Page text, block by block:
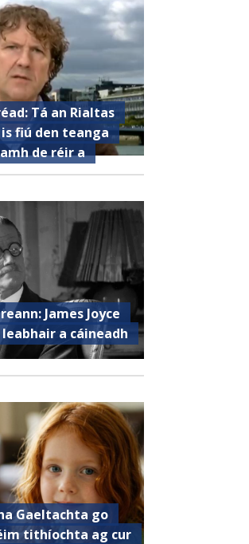
Tá an Rialtas
fiú den teanga
de réir a
James Joyce
a cáineadh
Gaeltachta go
tithíochta ag cur